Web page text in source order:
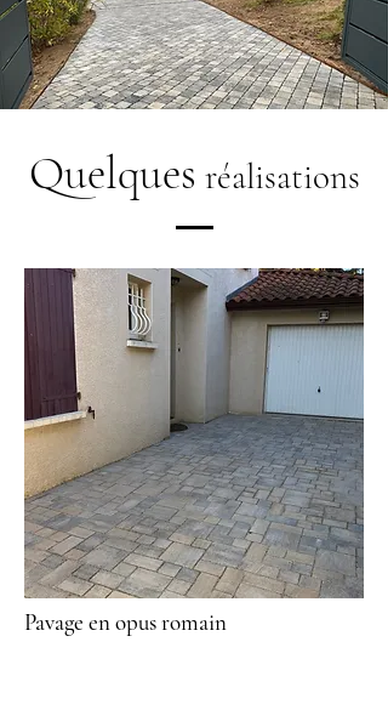
Quelques réalisations
Pavage en opus romain